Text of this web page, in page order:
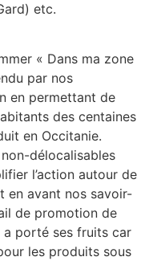
etc.
« Dans ma zone
par nos
en permettant de
des centaines
en Occitanie.
délocalisables
l’action autour de
en avant nos savoir-
de promotion de
porté ses fruits car
les produits sous